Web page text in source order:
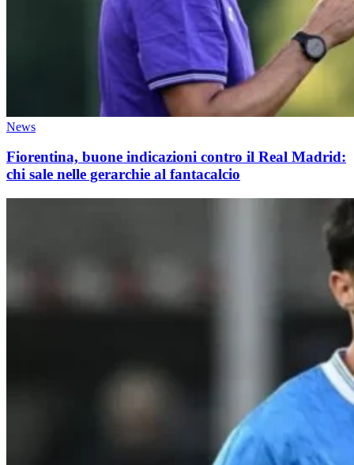
News
Fiorentina, buone indicazioni contro il Real Madrid:
chi sale nelle gerarchie al fantacalcio